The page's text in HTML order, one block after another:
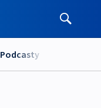
Podcasty